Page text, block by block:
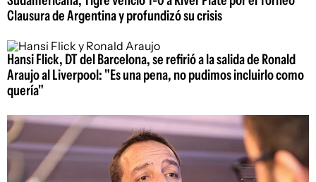
Clausura de Argentina y profundizó su crisis
Hansi Flick, DT del Barcelona, se refirió a la salida de Ronald
Araujo al Liverpool: "Es una pena, no pudimos incluirlo como
quería"